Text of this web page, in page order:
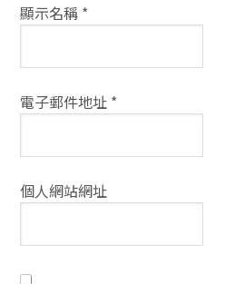
顯示名稱 *
電子郵件地址 *
個人網站網址